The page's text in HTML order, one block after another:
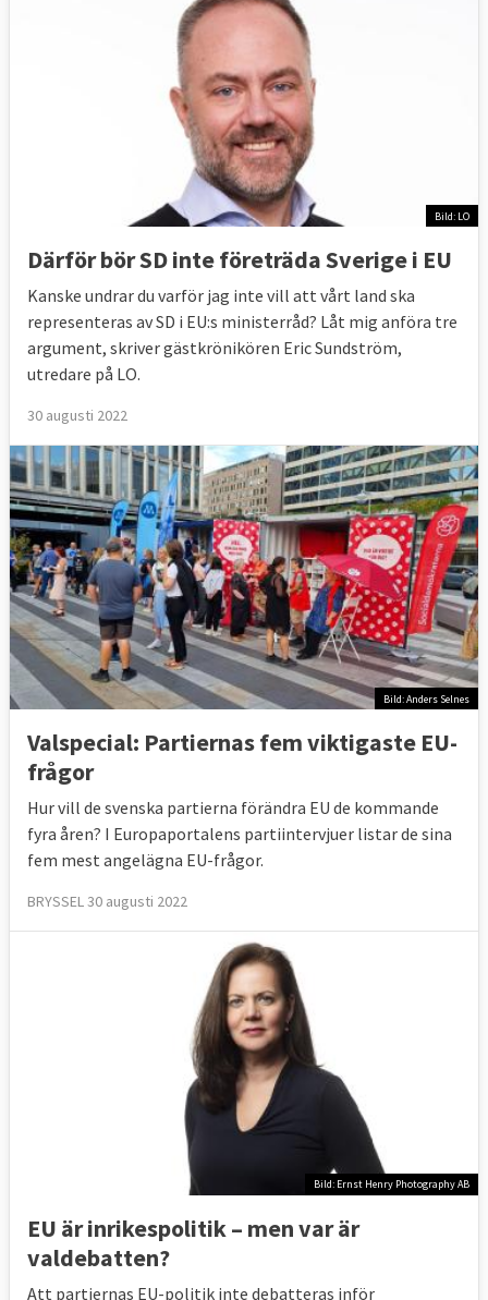
Bild: LO
Därför bör SD inte företräda Sverige i EU
Kanske undrar du varför jag inte vill att vårt land ska
representeras av SD i EU:s ministerråd? Låt mig anföra tre
argument, skriver gästkrönikören Eric Sundström,
utredare på LO.
30 augusti 2022
Bild: Anders Selnes
Valspecial: Partiernas fem viktigaste EU-
frågor
Hur vill de svenska partierna förändra EU de kommande
fyra åren? I Europaportalens partiintervjuer listar de sina
fem mest angelägna EU-frågor.
BRYSSEL 30 augusti 2022
Bild: Ernst Henry Photography AB
EU är inrikespolitik – men var är
valdebatten?
Att partiernas EU-politik inte debatteras inför